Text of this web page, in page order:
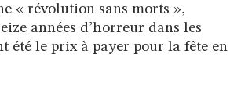
« révolution sans morts »,
années d’horreur dans les
été le prix à payer pour la fête en